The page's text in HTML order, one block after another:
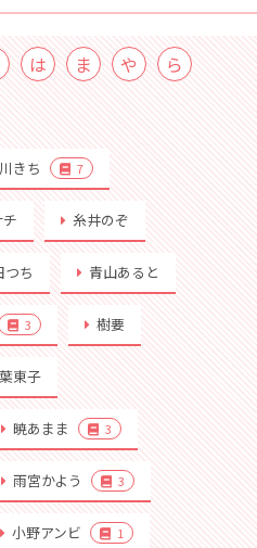
は ま や
ら
きち 7
糸井のぞ
つち 青山あると
3 樹要
東子
暁あまま 3
雨宮かよう 3
小野アンビ 1